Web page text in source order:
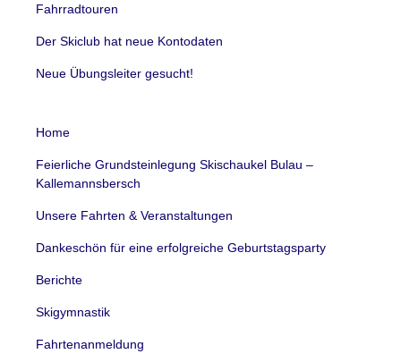
Fahrradtouren
Der Skiclub hat neue Kontodaten
Neue Übungsleiter gesucht!
Home
Feierliche Grundsteinlegung Skischaukel Bulau –
Kallemannsbersch
Unsere Fahrten & Veranstaltungen
Dankeschön für eine erfolgreiche Geburtstagsparty
Berichte
Skigymnastik
Fahrtenanmeldung